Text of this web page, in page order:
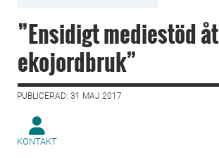
”Ensidigt mediestöd åt
ekojordbruk”
PUBLICERAD: 31 MAJ 2017
KONTAKT